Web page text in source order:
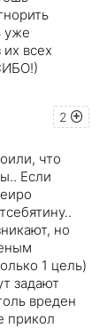
уже
всех
2
что
Если
но
1 цель)
задают
вреден
прикол